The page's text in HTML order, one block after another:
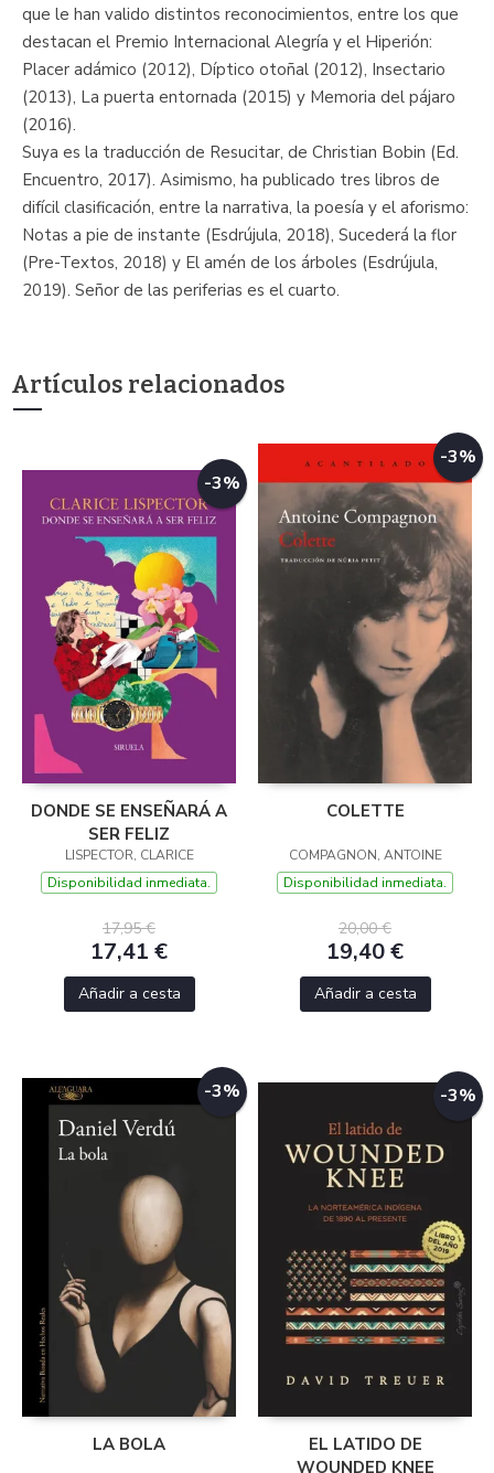
que le han valido distintos reconocimientos, entre los que
destacan el Premio Internacional Alegría y el Hiperión:
Placer adámico (2012), Díptico otoñal (2012), Insectario
(2013), La puerta entornada (2015) y Memoria del pájaro
(2016).
Suya es la traducción de Resucitar, de Christian Bobin (Ed.
Encuentro, 2017). Asimismo, ha publicado tres libros de
difícil clasificación, entre la narrativa, la poesía y el aforismo:
Notas a pie de instante (Esdrújula, 2018), Sucederá la flor
(Pre-Textos, 2018) y El amén de los árboles (Esdrújula,
2019). Señor de las periferias es el cuarto.
Artículos relacionados
-3%
DONDE SE ENSEÑARÁ A
SER FELIZ
LISPECTOR, CLARICE
Disponibilidad inmediata.
17,95 €
17,41 €
Añadir a cesta
-3%
COLETTE
COMPAGNON, ANTOINE
Disponibilidad inmediata.
20,00 €
19,40 €
Añadir a cesta
-3%
LA BOLA
-3%
EL LATIDO DE
WOUNDED KNEE